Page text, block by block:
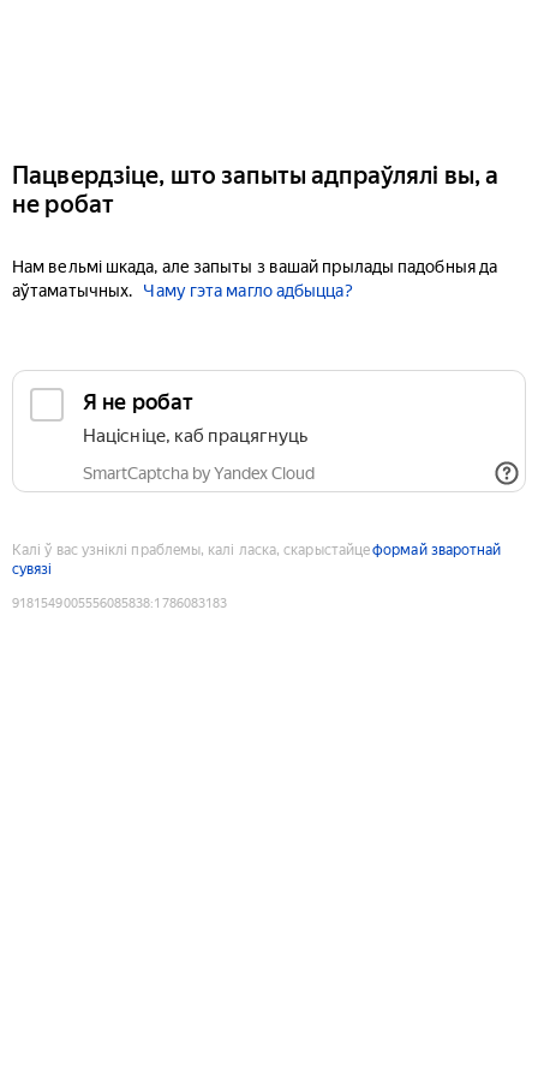
Пацвердзіце, што запыты адпраўлялі вы, а
не робат
Нам вельмі шкада, але запыты з вашай прылады падобныя да
аўтаматычных.
Чаму гэта магло адбыцца?
Я не робат
Націсніце, каб працягнуць
SmartCaptcha by Yandex Cloud
Калі ў вас узніклі праблемы, калі ласка, скарыстайцеформай зваротнай
сувязі
9181549005556085838:1786083183